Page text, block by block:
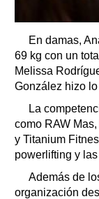
En damas,
69 kg con un
Melissa
González hizo
La
como RAW
y Titanium
powerlifting y
Además de
organización